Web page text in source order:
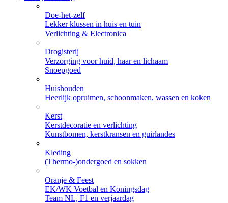
Doe-het-zelf
Lekker klussen in huis en tuin
Verlichting & Electronica
Drogisterij
Verzorging voor huid, haar en lichaam
Snoepgoed
Huishouden
Heerlijk opruimen, schoonmaken, wassen en koken
Kerst
Kerstdecoratie en verlichting
Kunstbomen, kerstkransen en guirlandes
Kleding
(Thermo-)ondergoed en sokken
Oranje & Feest
EK/WK Voetbal en Koningsdag
Team NL, F1 en verjaardag